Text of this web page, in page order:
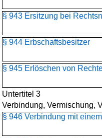
§ 943 Ersitzung bei
§ 944 Erbschaftsbesitzer
§ 945 Erlöschen von
Untertitel 3
Verbindung, Vermischung,
§ 946 Verbindung mit